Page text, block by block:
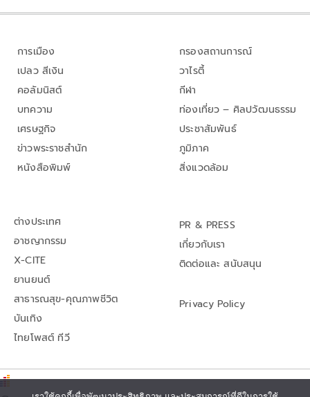
การเมือง
เปลว สีเงิน
คอลัมนิสต์
บทความ
เศรษฐกิจ
ข่าวพระราชสำนัก
หนังสือพิมพ์
กรองสถานการณ์
วาไรตี้
กีฬา
ท่องเที่ยว – ศิลปวัฒนธรรม
ประชาสัมพันธ์
ภูมิภาค
สิ่งแวดล้อม
ต่างประเทศ
อาชญากรรม
X-CITE
ยานยนต์
สาธารณสุข-คุณภาพชีวิต
บันเทิง
ไทยโพสต์ ทีวี
PR & PRESS
เกี่ยวกับเรา
ติดต่อและ สนับสนุน
Privacy Policy